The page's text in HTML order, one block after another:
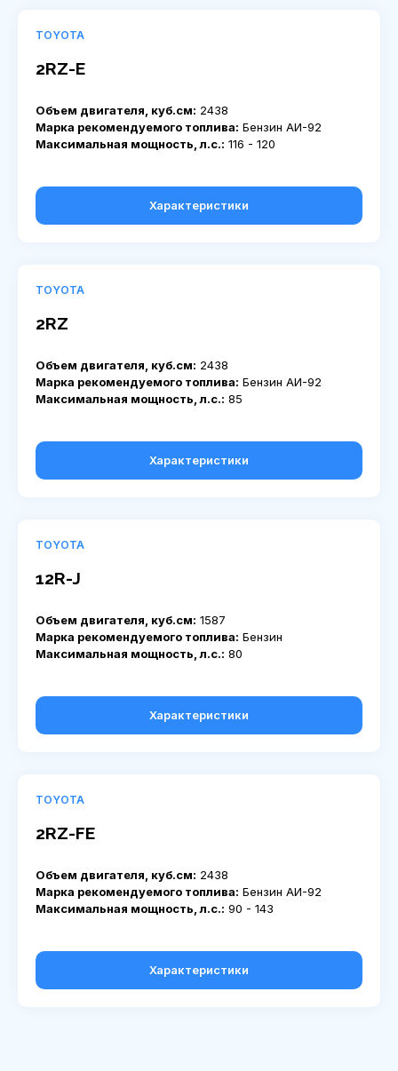
TOYOTA
2RZ-E
Объем двигателя, куб.см: 2438
Марка рекомендуемого топлива: Бензин АИ-92
Максимальная мощность, л.с.: 116 - 120
Характеристики
TOYOTA
2RZ
Объем двигателя, куб.см: 2438
Марка рекомендуемого топлива: Бензин АИ-92
Максимальная мощность, л.с.: 85
Характеристики
TOYOTA
12R-J
Объем двигателя, куб.см: 1587
Марка рекомендуемого топлива: Бензин
Максимальная мощность, л.с.: 80
Характеристики
TOYOTA
2RZ-FE
Объем двигателя, куб.см: 2438
Марка рекомендуемого топлива: Бензин АИ-92
Максимальная мощность, л.с.: 90 - 143
Характеристики